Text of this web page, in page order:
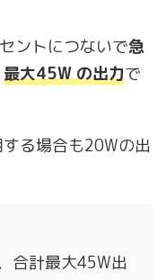
ントにつないで急
最大45W の出力で
る場合も20Wの出
合計最大45W出